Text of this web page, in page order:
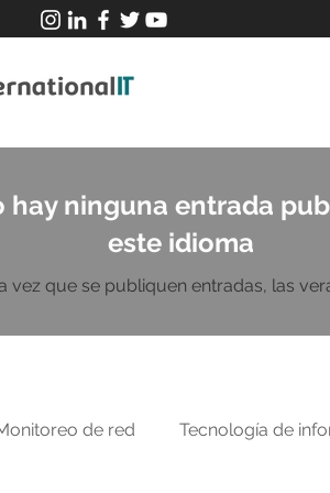
hay ninguna entrada
este idioma
vez que se publiquen entradas, las
de red Tecnología de